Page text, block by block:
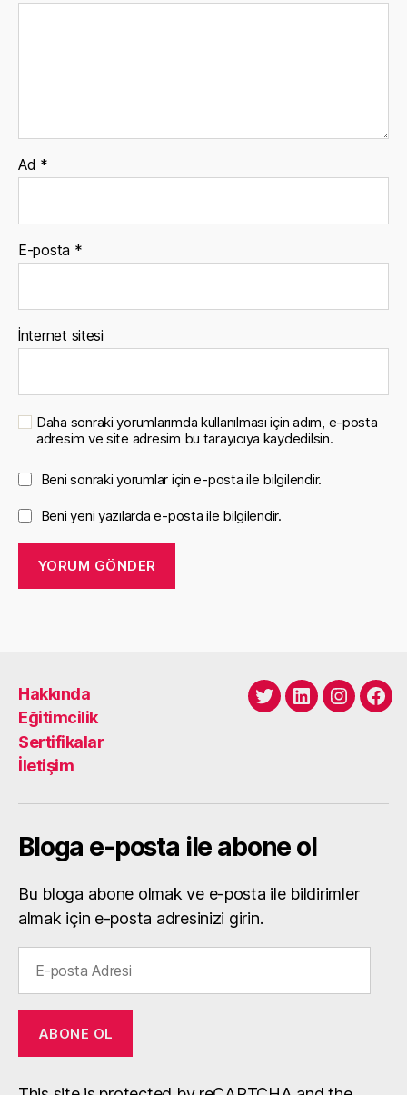
Ad *
E-posta *
İnternet sitesi
Daha sonraki yorumlarımda kullanılması için adım, e-posta
adresim ve site adresim bu tarayıcıya kaydedilsin.
Beni sonraki yorumlar için e-posta ile bilgilendir.
Beni yeni yazılarda e-posta ile bilgilendir.
Hakkında
Eğitimcilik
Sertifikalar
İletişim
TwitterLinkedIn
Bloga e-posta ile abone ol
Bu bloga abone olmak ve e-posta ile bildirimler
almak için e-posta adresinizi girin.
posta
ABONE OL